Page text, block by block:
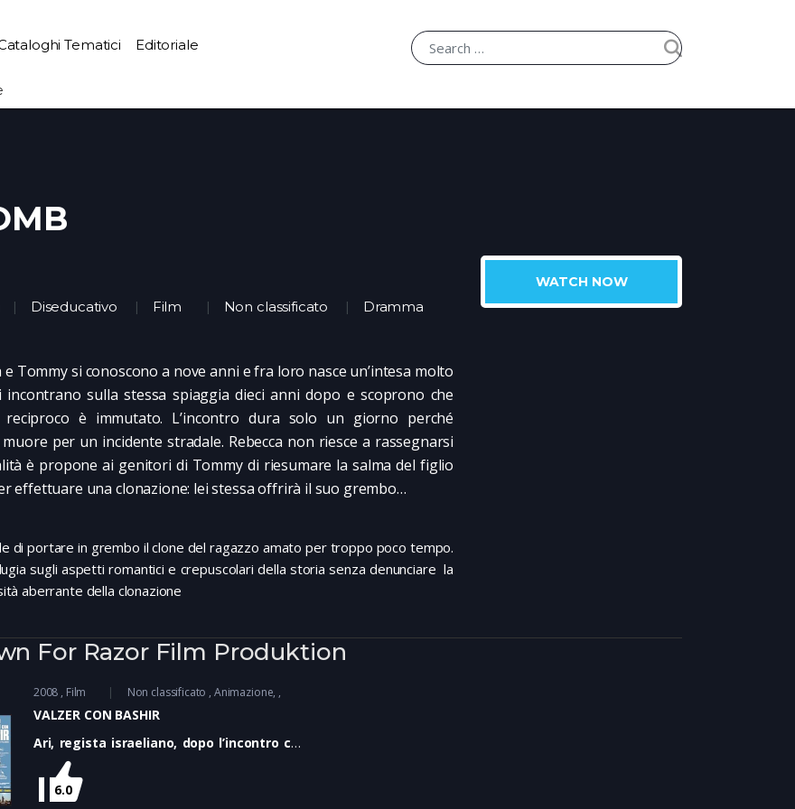
Tematici Editoriale
WATCH NOW
Diseducativo Film Non classificato Dramma
e Tommy si conoscono a nove anni e fra loro nasce un’intesa molto
incontrano sulla stessa spiaggia dieci anni dopo e scoprono che
reciproco è immutato. L’incontro dura solo un giorno perché
per un incidente stradale. Rebecca non riesce a rassegnarsi
è propone ai genitori di Tommy di riesumare la salma del figlio
effettuare una clonazione: lei stessa offrirà il suo grembo…
di portare in grembo il clone del ragazzo amato per troppo poco tempo.
sugli aspetti romantici e crepuscolari della storia senza denunciare la
aberrante della clonazione
For Razor Film Produktion
2008 Film Non classificato Animazione
VALZER CON BASHIR
Ari, regista israeliano, dopo l’incontro con
un amico ossessionato da sogni ricorrenti
durante le quali si ritrova inseguito da una
muta di 26 cani che gli ricordano i mesi di
6.0